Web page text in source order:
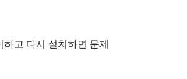
고 다시 설치하면 문제